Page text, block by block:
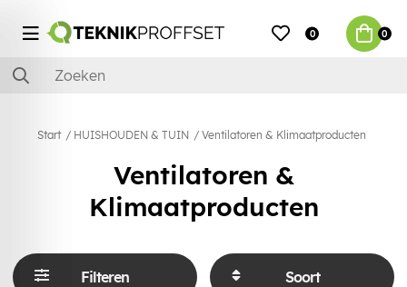
0 0
Start HUISHOUDEN & TUIN Ventilatoren & Klimaatproducten
Ventilatoren &
Klimaatproducten
Filteren Soort